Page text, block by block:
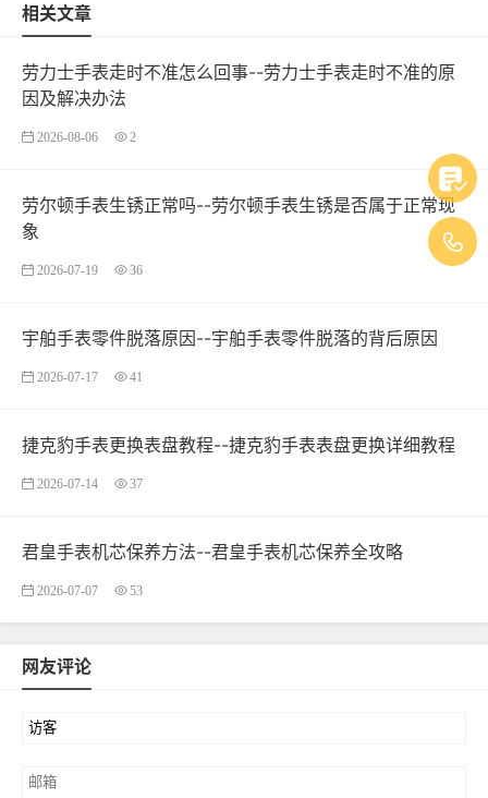
相关文章
劳力士手表走时不准怎么回事--劳力士手表走时不准的原
因及解决办法
2026-08-06 2
劳尔顿手表生锈正常吗--劳尔顿手表生锈是否属于正常现
象
2026-07-19 36
宇舶手表零件脱落原因--宇舶手表零件脱落的背后原因
2026-07-17 41
捷克豹手表更换表盘教程--捷克豹手表表盘更换详细教程
2026-07-14 37
君皇手表机芯保养方法--君皇手表机芯保养全攻略
2026-07-07 53
网友评论